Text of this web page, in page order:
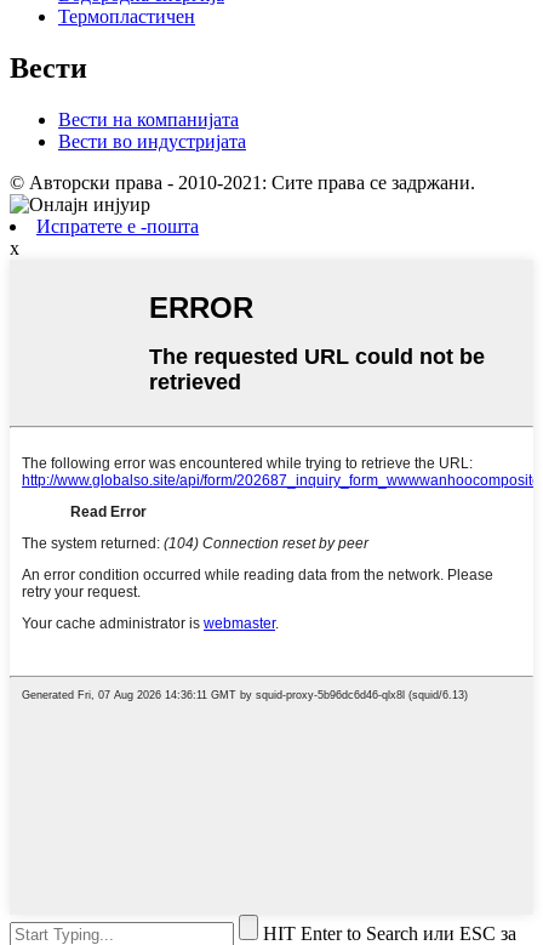
Термопластичен
Вести
Вести на компанијата
Вести во индустријата
© Авторски права - 2010-2021: Сите права се задржани.
Испратете е -пошта
x
HIT Enter to Search или ESC за